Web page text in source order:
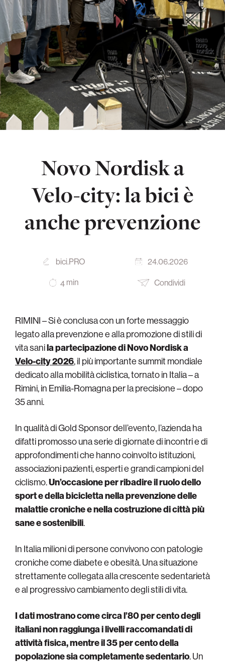
Novo Nordisk a
Velo-city: la bici è
anche prevenzione
bici.PRO 24.06.2026
4 min Condividi
RIMINI – Si è conclusa con un forte messaggio
legato alla prevenzione e alla promozione di stili di
vita sanila partecipazione di Novo Nordisk a
Velo-city 2026, il più importante summit mondiale
dedicato alla mobilità ciclistica, tornato in Italia – a
Rimini, in Emilia-Romagna per la precisione – dopo
35 anni.
In qualità di Gold Sponsor dell’evento, l’azienda ha
difatti promosso una serie di giornate di incontri e di
approfondimenti che hanno coinvolto istituzioni,
associazioni pazienti, esperti e grandi campioni del
ciclismo.Un’occasione per ribadire il ruolo dello
sport e della bicicletta nella prevenzione delle
malattie croniche e nella costruzione di città più
sane e sostenibili.
In Italia milioni di persone convivono con patologie
croniche come diabete e obesità. Una situazione
strettamente collegata alla crescente sedentarietà
e al progressivo cambiamento degli stili di vita.
I dati mostrano come circa l’80 per cento degli
italiani non raggiunga i livelli raccomandati di
attività fisica, mentre il 35 per cento della
popolazione sia completamente sedentario. Un